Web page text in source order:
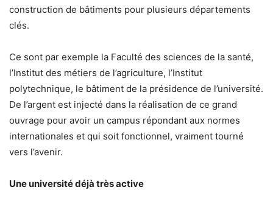
construction de bâtiments pour plusieurs départements
clés.
Ce sont par exemple la Faculté des sciences de la santé,
l’Institut des métiers de l’agriculture, l’Institut
polytechnique, le bâtiment de la présidence de l’université.
De l’argent est injecté dans la réalisation de ce grand
ouvrage pour avoir un campus répondant aux normes
internationales et qui soit fonctionnel, vraiment tourné
vers l’avenir.
Une université déjà très active